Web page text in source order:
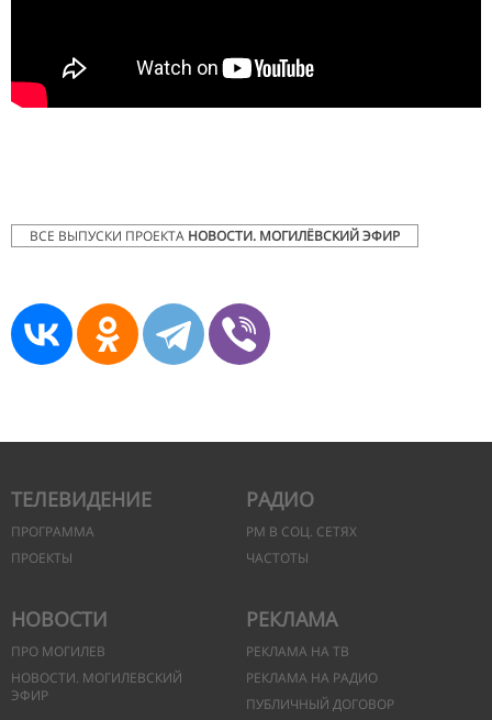
ВСЕ ВЫПУСКИ ПРОЕКТА НОВОСТИ. МОГИЛЁВСКИЙ ЭФИР
ТЕЛЕВИДЕНИЕ
ПРОГРАММА
ПРОЕКТЫ
РАДИО
РМ В СОЦ. СЕТЯХ
ЧАСТОТЫ
НОВОСТИ
ПРО МОГИЛЕВ
НОВОСТИ. МОГИЛЕВСКИЙ
ЭФИР
РЕКЛАМА
РЕКЛАМА НА ТВ
РЕКЛАМА НА РАДИО
ПУБЛИЧНЫЙ ДОГОВОР